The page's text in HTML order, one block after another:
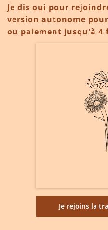
Je dis oui pour
version autonome pour
ou paiement jusqu'à 4
Je rejoins la